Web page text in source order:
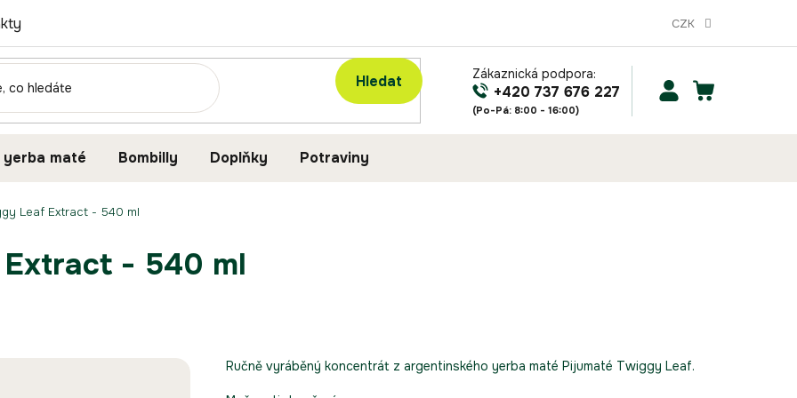
CZK
Hledat
NÁKUPNÍ
Zákaznická podpora:
+420 737 676 227
maté Bombilly Doplňky Potraviny
Leaf Extract - 540 ml
- 540 ml
Ručně vyráběný koncentrát z argentinského yerba maté Pijumaté Twiggy Leaf.